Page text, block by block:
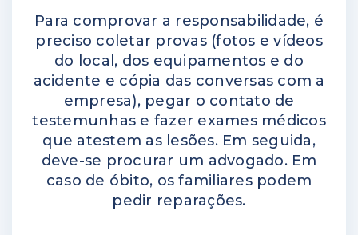
Para comprovar a responsabilidade, é
preciso coletar provas (fotos e vídeos
do local, dos equipamentos e do
acidente e cópia das conversas com a
empresa), pegar o contato de
testemunhas e fazer exames médicos
que atestem as lesões. Em seguida,
deve-se procurar um advogado. Em
caso de óbito, os familiares podem
pedir reparações.